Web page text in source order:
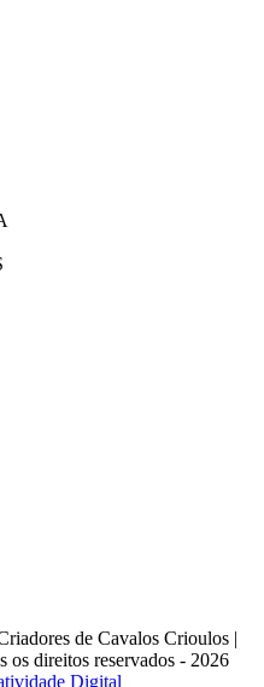
de Cavalos Crioulos |
os direitos reservados - 2026